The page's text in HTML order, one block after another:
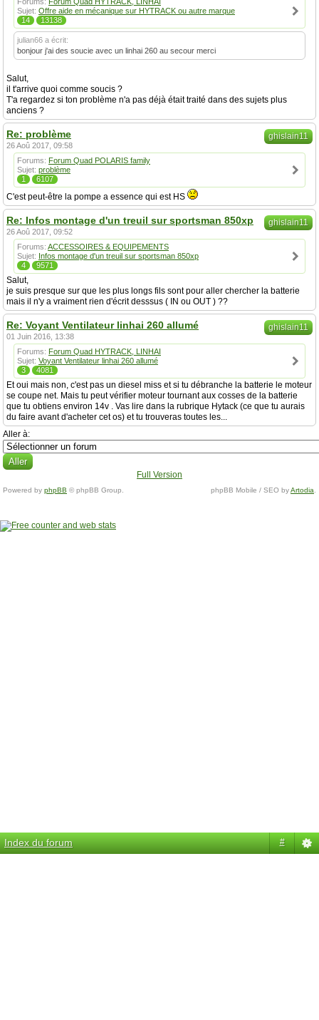
Sujet: Offre aide en mécanique sur HYTRACK ou autre marque
14
13138
julian66 a écrit:
bonjour j'ai des soucie avec un linhai 260 au secour merci
Salut,
il t'arrive quoi comme soucis ?
T'a regardez si ton problème n'a pas déjà était traité dans des sujets plus
anciens ?
ghislain11
Re: problème
26 Aoû 2017, 09:58
Forums: Forum Quad POLARIS family
Sujet: problème
1
6107
C'est peut-être la pompe a essence qui est HS
ghislain11
Re: Infos montage d'un treuil sur sportsman 850xp
26 Aoû 2017, 09:52
Forums: ACCESSOIRES & EQUIPEMENTS
Sujet: Infos montage d'un treuil sur sportsman 850xp
4
9571
Salut,
je suis presque sur que les plus longs fils sont pour aller chercher la batterie
mais il n'y a vraiment rien d'écrit desssus ( IN ou OUT ) ??
ghislain11
Re: Voyant Ventilateur linhai 260 allumé
01 Juin 2016, 13:38
Forums: Forum Quad HYTRACK, LINHAI
Sujet: Voyant Ventilateur linhai 260 allumé
3
4081
Et oui mais non, c'est pas un diesel miss et si tu débranche la batterie le moteur
se coupe net. Mais tu peut vérifier moteur tournant aux cosses de la batterie
que tu obtiens environ 14v . Vas lire dans la rubrique Hytack (ce que tu aurais
du faire avant d'acheter cet os) et tu trouveras toutes les...
Aller à:
Full Version
Powered by phpBB © phpBB Group. phpBB Mobile / SEO byArtodia
Index du forum #